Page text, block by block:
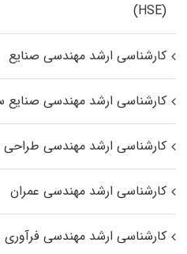
(HSE)
کارشناسی ارشد مهندسی صنایع
کارشناسی ارشد مهندسی صنایع
کارشناسی ارشد مهندسی
کارشناسی ارشد مهندسی عمران
کارشناسی ارشد مهندسی فرآوری